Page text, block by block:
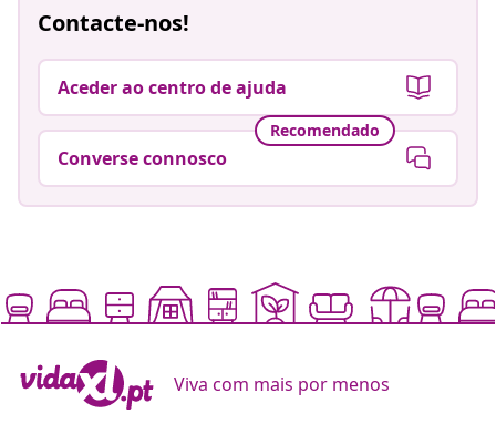
Contacte-nos!
Aceder ao centro de ajuda
Recomendado
Converse connosco
Viva com mais por menos